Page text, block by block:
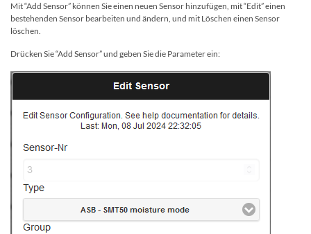
Mit “Add Sensor” können Sie einen neuen Sensor hinzufügen, mit “Edit” einen
bestehenden Sensor bearbeiten und ändern, und mit Löschen einen Sensor
löschen.
Drücken Sie “Add Sensor” und geben Sie die Parameter ein: